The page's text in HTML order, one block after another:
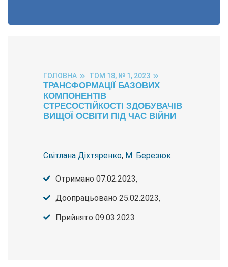
ГОЛОВНА ТОМ 18, № 1, 2023
ТРАНСФОРМАЦІЇ БАЗОВИХ
КОМПОНЕНТІВ
СТРЕСОСТІЙКОСТІ ЗДОБУВАЧІВ
ВИЩОЇ ОСВІТИ ПІД ЧАС ВІЙНИ
Світлана Діхтяренко, М. Березюк
Отримано 07.02.2023,
Доопрацьовано 25.02.2023,
Прийнято 09.03.2023